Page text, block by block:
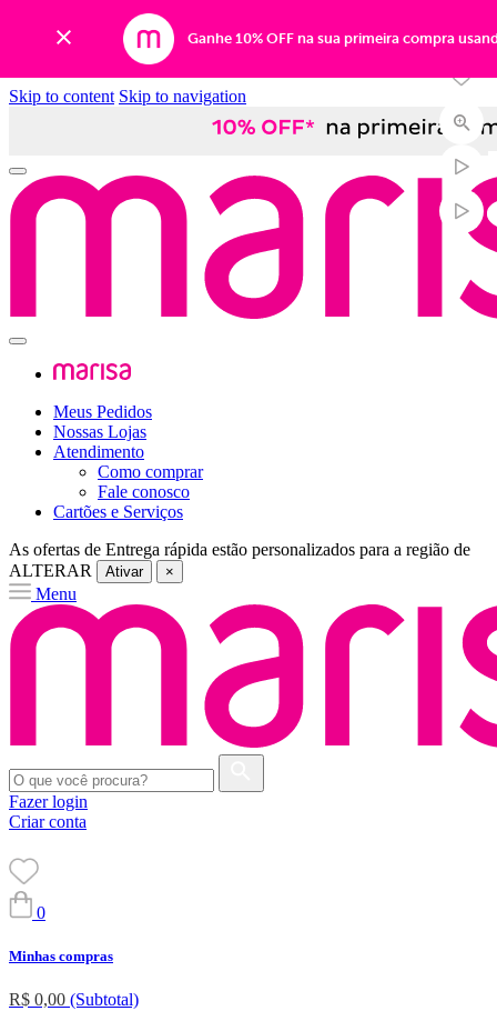
Ganhe 10% OFF na sua primeira compra
Skip to content Skip to navigation
Meus Pedidos
Nossas Lojas
Atendimento
Como comprar
Fale conosco
Cartões e Serviços
As ofertas de Entrega rápida estão personalizados para a região de
ALTERAR
Ativar ×
Menu
Fazer login
Criar conta
0
Minhas compras
R$ 0,00 (Subtotal)